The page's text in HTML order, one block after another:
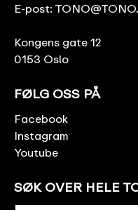
E-post:
Kongens gate 12
0153 Oslo
FØLG OSS PÅ
Facebook
Instagram
Youtube
SØK OVER HELE